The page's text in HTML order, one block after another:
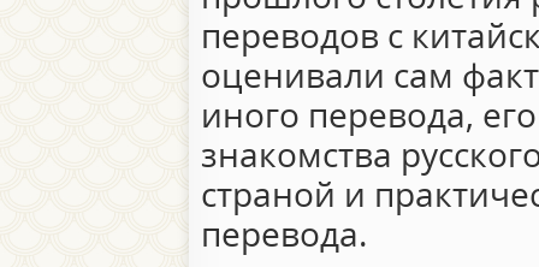
переводов с
оценивали сам
иного перевода,
знакомства
страной и
перевода.